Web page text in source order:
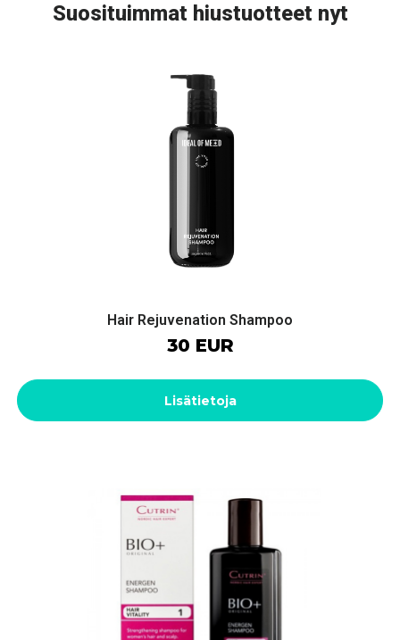
Suosituimmat hiustuotteet nyt
Hair Rejuvenation Shampoo
30 EUR
Lisätietoja